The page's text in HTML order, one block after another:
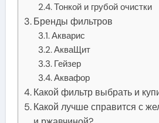
Тонкой и грубой очистки
Бренды фильтров
Акварис
АкваЩит
Гейзер
Аквафор
Какой фильтр выбрать и
Какой лучше справится с